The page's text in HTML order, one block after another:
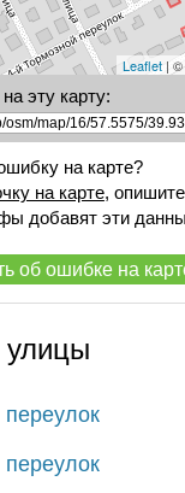
Leaflet| ©
эту карту:
на карте?
на карте,
добавят эти
об ошибке на